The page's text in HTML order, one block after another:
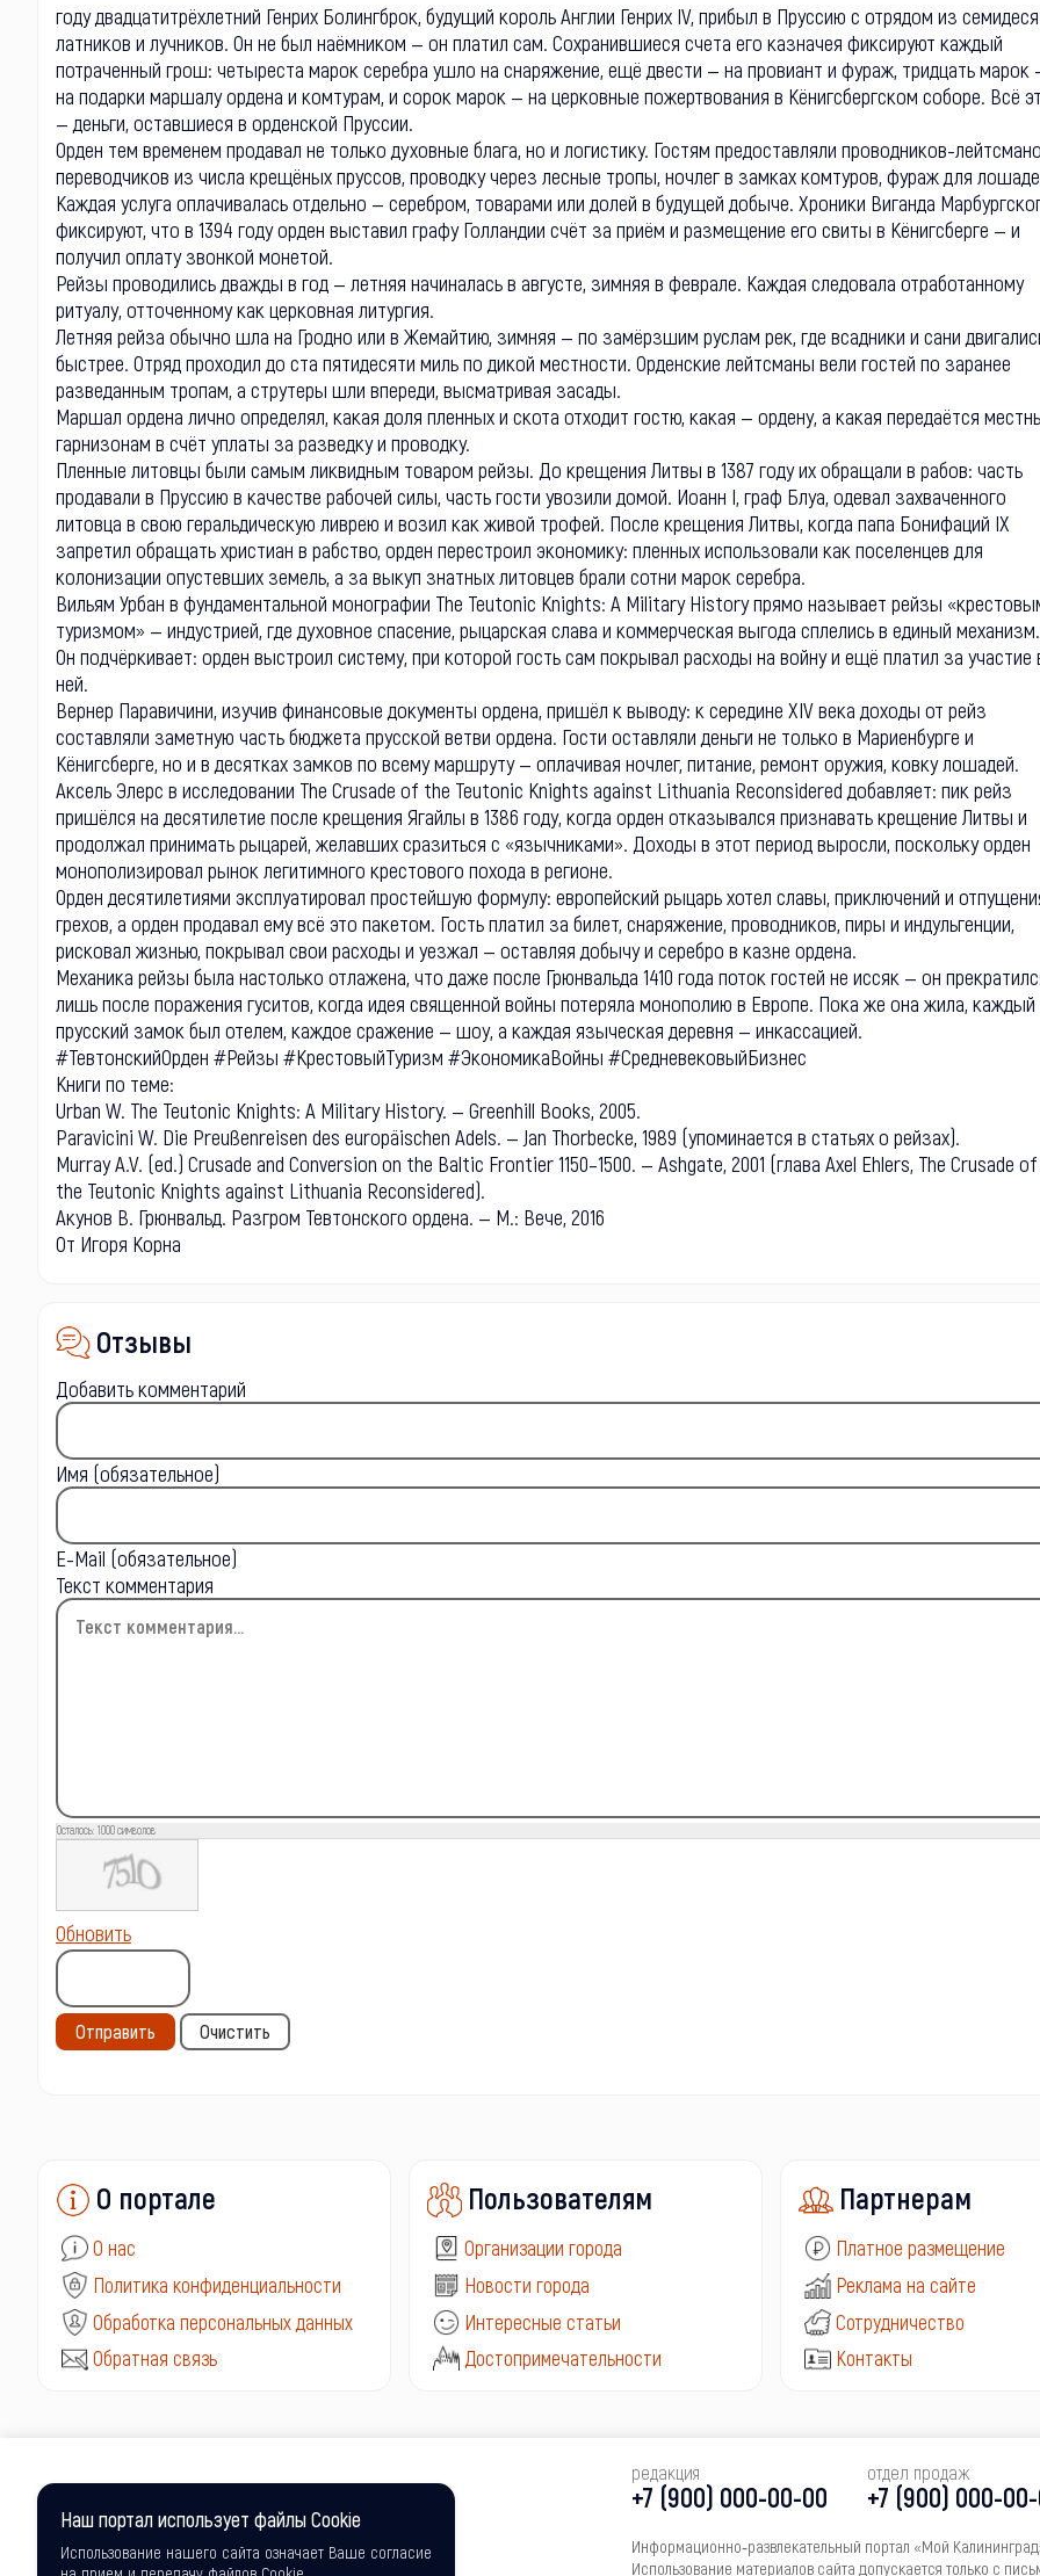
году двадцатитрёхлетний Генрих Болингброк, будущий король Англии Генрих IV, прибыл в Пруссию с отрядом из
латников и лучников. Он не был наёмником — он платил сам. Сохранившиеся счета его казначея фиксируют каждый
потраченный грош: четыреста марок серебра ушло на снаряжение, ещё двести — на провиант и фураж, тридцать марок
на подарки маршалу ордена и комтурам, и сорок марок — на церковные пожертвования в Кёнигсбергском соборе. Всё
— деньги, оставшиеся в орденской Пруссии.
Орден тем временем продавал не только духовные блага, но и логистику. Гостям предоставляли проводников-
переводчиков из числа крещёных пруссов, проводку через лесные тропы, ночлег в замках комтуров, фураж для
Каждая услуга оплачивалась отдельно — серебром, товарами или долей в будущей добыче. Хроники Виганда
фиксируют, что в 1394 году орден выставил графу Голландии счёт за приём и размещение его свиты в Кёнигсберге — и
получил оплату звонкой монетой.
Рейзы проводились дважды в год — летняя начиналась в августе, зимняя в феврале. Каждая следовала отработанному
ритуалу, отточенному как церковная литургия.
Летняя рейза обычно шла на Гродно или в Жемайтию, зимняя — по замёрзшим руслам рек, где всадники и сани
быстрее. Отряд проходил до ста пятидесяти миль по дикой местности. Орденские лейтсманы вели гостей по заранее
разведанным тропам, а струтеры шли впереди, высматривая засады.
Маршал ордена лично определял, какая доля пленных и скота отходит гостю, какая — ордену, а какая передаётся
гарнизонам в счёт уплаты за разведку и проводку.
Пленные литовцы были самым ликвидным товаром рейзы. До крещения Литвы в 1387 году их обращали в рабов: часть
продавали в Пруссию в качестве рабочей силы, часть гости увозили домой. Иоанн I, граф Блуа, одевал захваченного
литовца в свою геральдическую ливрею и возил как живой трофей. После крещения Литвы, когда папа Бонифаций IX
запретил обращать христиан в рабство, орден перестроил экономику: пленных использовали как поселенцев для
колонизации опустевших земель, а за выкуп знатных литовцев брали сотни марок серебра.
Вильям Урбан в фундаментальной монографии The Teutonic Knights: A Military History прямо называет рейзы
туризмом» — индустрией, где духовное спасение, рыцарская слава и коммерческая выгода сплелись в единый механизм.
Он подчёркивает: орден выстроил систему, при которой гость сам покрывал расходы на войну и ещё платил за участие
ней.
Вернер Паравичини, изучив финансовые документы ордена, пришёл к выводу: к середине XIV века доходы от рейз
составляли заметную часть бюджета прусской ветви ордена. Гости оставляли деньги не только в Мариенбурге и
Кёнигсберге, но и в десятках замков по всему маршруту — оплачивая ночлег, питание, ремонт оружия, ковку лошадей.
Аксель Элерс в исследовании The Crusade of the Teutonic Knights against Lithuania Reconsidered добавляет: пик рейз
пришёлся на десятилетие после крещения Ягайлы в 1386 году, когда орден отказывался признавать крещение Литвы и
продолжал принимать рыцарей, желавших сразиться с «язычниками». Доходы в этот период выросли, поскольку орден
монополизировал рынок легитимного крестового похода в регионе.
Орден десятилетиями эксплуатировал простейшую формулу: европейский рыцарь хотел славы, приключений и
грехов, а орден продавал ему всё это пакетом. Гость платил за билет, снаряжение, проводников, пиры и индульгенции,
рисковал жизнью, покрывал свои расходы и уезжал — оставляя добычу и серебро в казне ордена.
Механика рейзы была настолько отлажена, что даже после Грюнвальда 1410 года поток гостей не иссяк — он
лишь после поражения гуситов, когда идея священной войны потеряла монополию в Европе. Пока же она жила, каждый
прусский замок был отелем, каждое сражение — шоу, а каждая языческая деревня — инкассацией.
#ТевтонскийОрден #Рейзы #КрестовыйТуризм #ЭкономикаВойны #СредневековыйБизнес
Книги по теме:
Urban W. The Teutonic Knights: A Military History. — Greenhill Books, 2005.
Paravicini W. Die Preußenreisen des europäischen Adels. — Jan Thorbecke, 1989 (упоминается в статьях о рейзах).
Murray A.V. (ed.) Crusade and Conversion on the Baltic Frontier 1150–1500. — Ashgate, 2001 (глава Axel Ehlers, The Crusade of
the Teutonic Knights against Lithuania Reconsidered).
Акунов В. Грюнвальд. Разгром Тевтонского ордена. — М.: Вече, 2016
От Игоря Корна
Отзывы
Добавить комментарий
Имя (обязательное)
E-Mail (обязательное)
Текст комментария
Осталось: 1000символов
Обновить
Отправить Очистить
О портале
О нас
Политика конфиденциальности
Обработка персональных данных
Обратная связь
Пользователям
Организации города
Новости города
Интересные статьи
Достопримечательности
Партнерам
Платное размещение
Реклама на сайте
Сотрудничество
Контакты
редакция
+7 (900) 000-00-00
отдел продаж
+7 (900) 000-
Информационно‑развлекательный портал «Мой
Использование материалов сайта допускается только с
Наш портал использует файлы Cookie
Использование нашего сайта означает Ваше согласие